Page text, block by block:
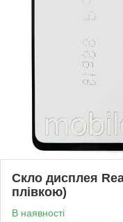
Скло дисплея
плівкою)
В наявності